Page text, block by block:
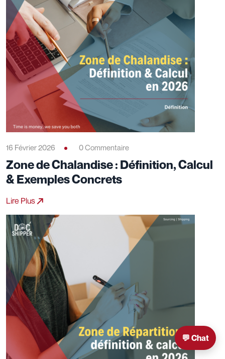
16 Février 2026 0 Commentaire
Zone de Chalandise : Définition, Calcul
& Exemples Concrets
Lire Plus
💬 Chat